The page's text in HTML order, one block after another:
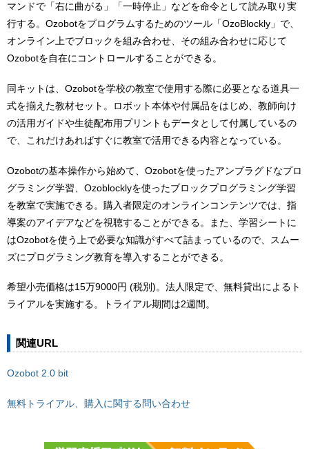
マンドで「右に曲がる」「一時停止」などを命令として読み取り実
行する。Ozobotをプログラムするためのツール「OzoBlockly」で、
オンライン上でブロックを組み合わせ、その組み合わせに応じて
Ozobotを自在にコントロールすることができる。
同キットは、Ozobotを学校の教室で使用する際に必要となる道具一
式を揃えた教材セット。ロボット本体や付属品をはじめ、教師向け
の活用ガイドや生徒配布用プリントもデータとして付属しているの
で、これだけあればすぐに教室で活用できる内容となっている。
Ozobotの基本操作から始めて、Ozobotを使ったアンプラグドなプロ
グラミング学習、Ozoblocklyを使ったブロックプログラミング学習
を教室で実施できる。購入者限定のオンラインコンテンツでは、指
導案のアイデアなどを視聴することができる。また、学習シートに
はOzobotを使う上で必要な知識がすべて詰まっているので、スムー
ズにプログラミング教育を導入することができる。
希望小売価格は15万9000円 (税別)。法人限定で、無料貸出によるト
ライアルを実施する。トライアル期間は2週間。
関連URL
Ozobot 2.0 bit
無料トライアル、購入に関する問い合わせ